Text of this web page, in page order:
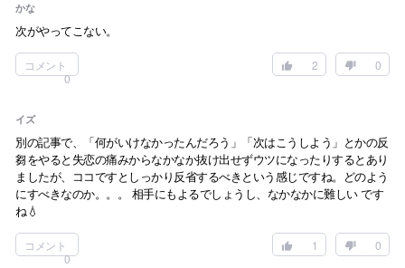
かな
次がやってこない。
コメント
0
0
2
イズ
別の記事で、「何がいけなかったんだろう」「次はこうしよう」とかの反
芻をやると失恋の痛みからなかなか抜け出せずウツになったりするとあり
ましたが、ココですとしっかり反省するべきという感じですね。どのよう
にすべきなのか。。。 相手にもよるでしょうし、なかなかに難しい です
ね💧
コメント
0
0
1